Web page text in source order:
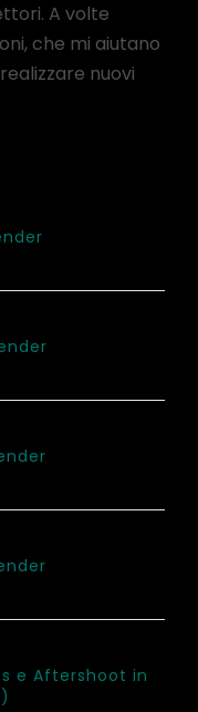
A volte
che mi aiutano
nuovi
e Aftershoot in